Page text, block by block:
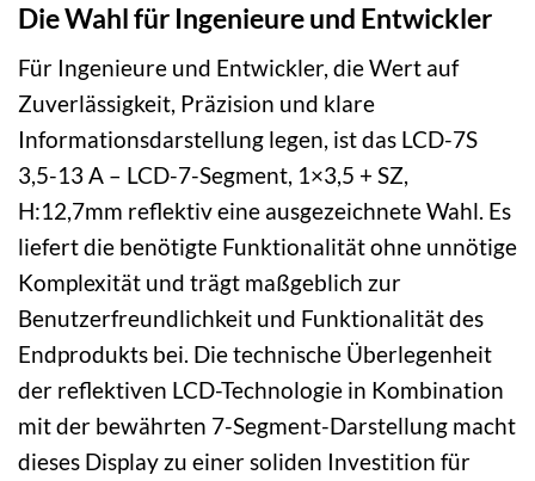
Die Wahl für Ingenieure und Entwickler
Für Ingenieure und Entwickler, die Wert auf
Zuverlässigkeit, Präzision und klare
Informationsdarstellung legen, ist das LCD-7S
3,5-13 A – LCD-7-Segment, 1×3,5 + SZ,
H:12,7mm reflektiv eine ausgezeichnete Wahl. Es
liefert die benötigte Funktionalität ohne unnötige
Komplexität und trägt maßgeblich zur
Benutzerfreundlichkeit und Funktionalität des
Endprodukts bei. Die technische Überlegenheit
der reflektiven LCD-Technologie in Kombination
mit der bewährten 7-Segment-Darstellung macht
dieses Display zu einer soliden Investition für